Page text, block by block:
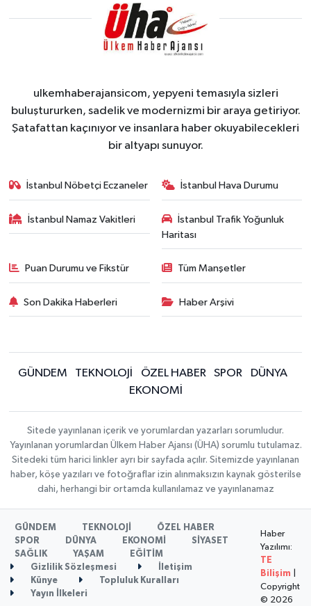
ulkemhaberajansicom, yepyeni temasıyla sizleri
buluştururken, sadelik ve modernizmi bir araya getiriyor.
Şatafattan kaçınıyor ve insanlara haber okuyabilecekleri
bir altyapı sunuyor.
İstanbul Nöbetçi Eczaneler İstanbul Hava Durumu
İstanbul Namaz Vakitleri
İstanbul Trafik Yoğunluk
Haritası
Puan Durumu ve Fikstür Tüm Manşetler
Son Dakika Haberleri Haber Arşivi
GÜNDEM TEKNOLOJİ ÖZEL HABER SPOR
DÜNYA
EKONOMİ
Sitede yayınlanan içerik ve yorumlardan yazarları sorumludur.
Yayınlanan yorumlardan Ülkem Haber Ajansı (ÜHA) sorumlu tutulamaz.
Sitedeki tüm harici linkler ayrı bir sayfada açılır. Sitemizde yayınlanan
haber, köşe yazıları ve fotoğraflar izin alınmaksızın kaynak gösterilse
dahi, herhangi bir ortamda kullanılamaz ve yayınlanamaz
GÜNDEM TEKNOLOJİ
ÖZEL HABER
SPOR
DÜNYA EKONOMİ
SİYASET
SAĞLIK
YAŞAM
EĞİTİM
Gizlilik Sözleşmesi
İletişim
Künye
Topluluk Kuralları
Yayın İlkeleri
Haber
Yazılımı:
TE
Bilişim
Copyright
© 2026